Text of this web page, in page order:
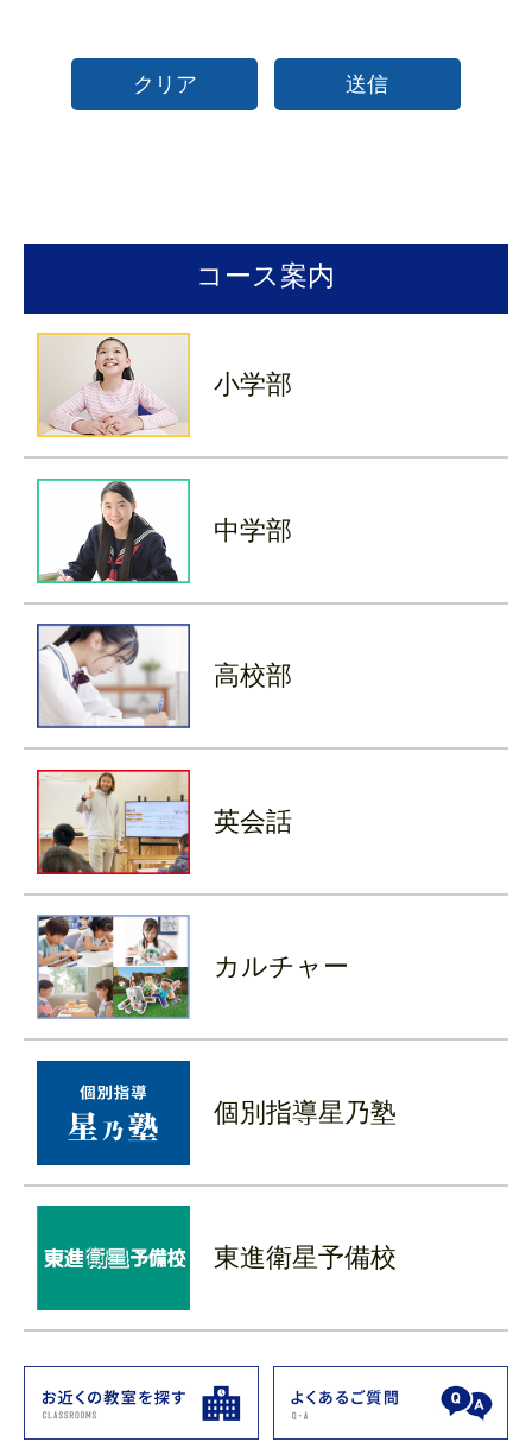
クリア 送信
コース案内
小学部
中学部
高校部
英会話
カルチャー
個別指導星乃塾
東進衛星予備校